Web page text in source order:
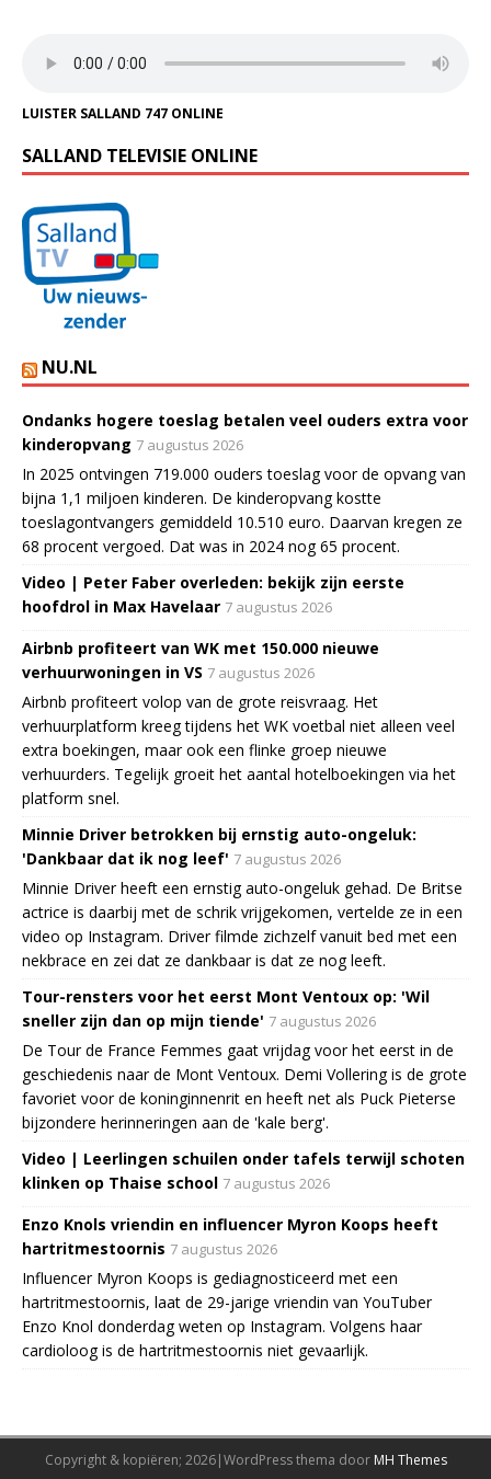
LUISTER SALLAND 747 ONLINE
SALLAND TELEVISIE ONLINE
NU.NL
Ondanks hogere toeslag betalen veel ouders extra voor
kinderopvang 7 augustus 2026
In 2025 ontvingen 719.000 ouders toeslag voor de opvang van
bijna 1,1 miljoen kinderen. De kinderopvang kostte
toeslagontvangers gemiddeld 10.510 euro. Daarvan kregen ze
68 procent vergoed. Dat was in 2024 nog 65 procent.
Video | Peter Faber overleden: bekijk zijn eerste
hoofdrol in Max Havelaar 7 augustus 2026
Airbnb profiteert van WK met 150.000 nieuwe
verhuurwoningen in VS 7 augustus 2026
Airbnb profiteert volop van de grote reisvraag. Het
verhuurplatform kreeg tijdens het WK voetbal niet alleen veel
extra boekingen, maar ook een flinke groep nieuwe
verhuurders. Tegelijk groeit het aantal hotelboekingen via het
platform snel.
Minnie Driver betrokken bij ernstig auto-ongeluk:
'Dankbaar dat ik nog leef' 7 augustus 2026
Minnie Driver heeft een ernstig auto-ongeluk gehad. De Britse
actrice is daarbij met de schrik vrijgekomen, vertelde ze in een
video op Instagram. Driver filmde zichzelf vanuit bed met een
nekbrace en zei dat ze dankbaar is dat ze nog leeft.
Tour-rensters voor het eerst Mont Ventoux op: 'Wil
sneller zijn dan op mijn tiende' 7 augustus 2026
De Tour de France Femmes gaat vrijdag voor het eerst in de
geschiedenis naar de Mont Ventoux. Demi Vollering is de grote
favoriet voor de koninginnenrit en heeft net als Puck Pieterse
bijzondere herinneringen aan de 'kale berg'.
Video | Leerlingen schuilen onder tafels terwijl schoten
klinken op Thaise school 7 augustus 2026
Enzo Knols vriendin en influencer Myron Koops heeft
hartritmestoornis 7 augustus 2026
Influencer Myron Koops is gediagnosticeerd met een
hartritmestoornis, laat de 29-jarige vriendin van YouTuber
Enzo Knol donderdag weten op Instagram. Volgens haar
cardioloog is de hartritmestoornis niet gevaarlijk.
Copyright & kopiëren; 2026|WordPress thema door MH Themes